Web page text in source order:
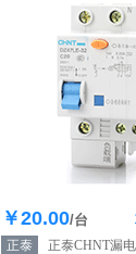
库存112
￥20.00/台
正泰
正泰CHNT漏